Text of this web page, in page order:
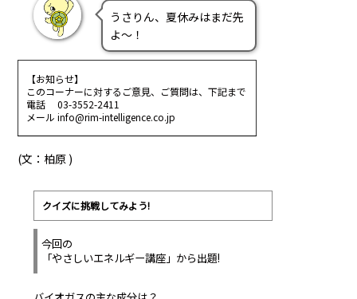
うさりん、夏休みはまだ先
よ～！
【お知らせ】
このコーナーに対するご意見、ご質問は、下記まで
電話 03-3552-2411
メール info@rim-intelligence.co.jp
(文：柏原 )
クイズに挑戦してみよう!
今回の
「やさしいエネルギー講座」から出題!